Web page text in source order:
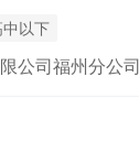
中以下
公司福州分公司